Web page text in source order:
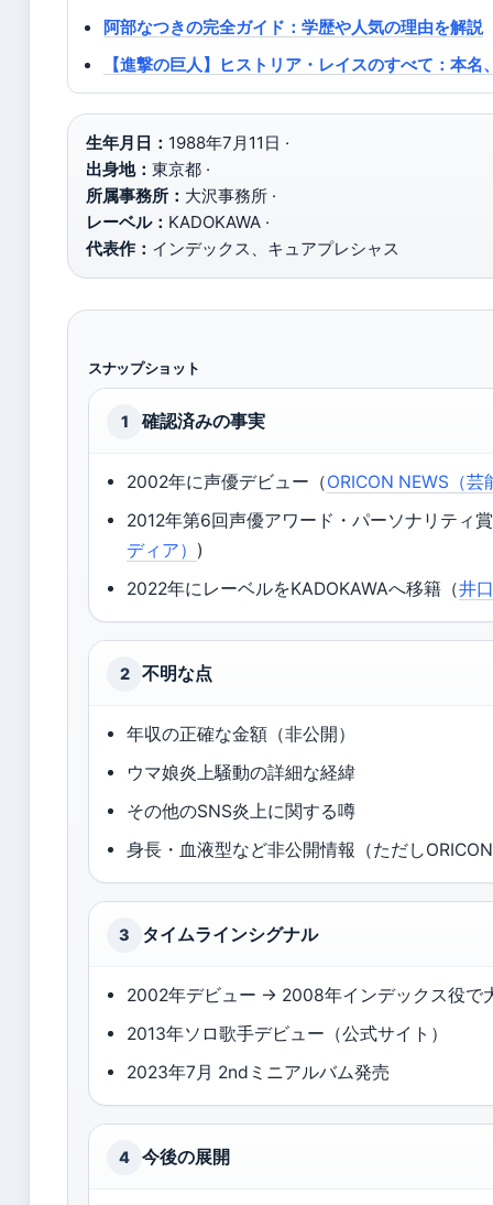
阿部なつきの完全ガイド：学歴や人気の理由を解説
【進撃の巨人】ヒストリア・レイスのすべて：本
生年月日： 1988年7月11日 ·
出身地： 東京都 ·
所属事務所： 大沢事務所 ·
レーベル： KADOKAWA ·
代表作： インデックス、キュアプレシャス
スナップショット
1 確認済みの事実
2002年に声優デビュー（ORICON NEWS（
2012年第6回声優アワード・パーソナリティ
ディア） )
2022年にレーベルをKADOKAWAへ移籍（井
2 不明な点
年収の正確な金額（非公開）
ウマ娘炎上騒動の詳細な経緯
その他のSNS炎上に関する噂
身長・血液型など非公開情報（ただし
3 タイムラインシグナル
2002年デビュー → 2008年インデックス役で
2013年ソロ歌手デビュー（公式サイト）
2023年7月 2ndミニアルバム発売
4 今後の展開